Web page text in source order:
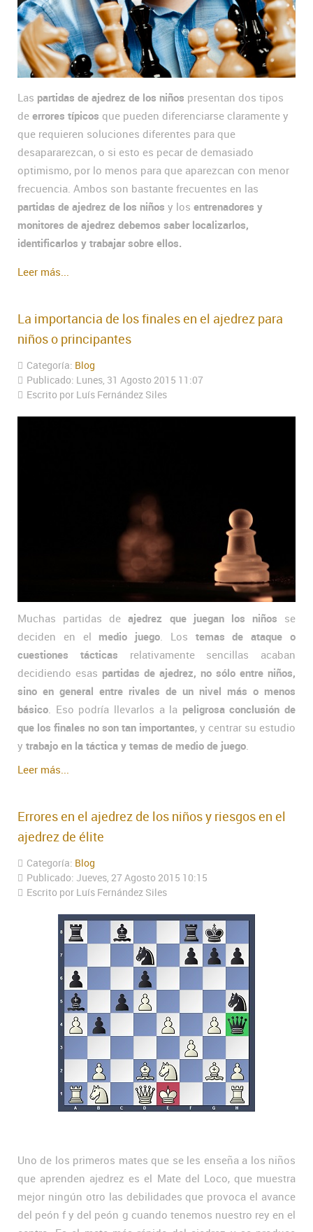
Las partidas de ajedrez de los niños presentan dos tipos
de errores típicos que pueden diferenciarse claramente y
que requieren soluciones diferentes para que
desapararezcan, o si esto es pecar de demasiado
optimismo, por lo menos para que aparezcan con menor
frecuencia. Ambos son bastante frecuentes en las
partidas de ajedrez de los niños y los entrenadores y
monitores de ajedrez debemos saber localizarlos,
identificarlos y trabajar sobre ellos.
Leer más...
La importancia de los finales en el ajedrez para
niños o principantes
Categoría: Blog
Publicado: Lunes, 31 Agosto 2015 11:07
Escrito por Luís Fernández Siles
Muchas partidas deajedrez que juegan los niños se
deciden en el medio juego. Los temas de ataque o
cuestiones tácticas relativamente sencillas acaban
decidiendo esas partidas de ajedrez, no sólo entre niños,
sino en general entre rivales de un nivel más o menos
básico. Eso podría llevarlos a la peligrosa conclusión de
que los finales no son tan importantes, y centrar su estudio
y trabajo en la táctica y temas de medio de juego.
Leer más...
Errores en el ajedrez de los niños y riesgos en el
ajedrez de élite
Categoría: Blog
Publicado: Jueves, 27 Agosto 2015 10:15
Escrito por Luís Fernández Siles
Uno de los primeros mates que se les enseña a los niños
que aprenden ajedrez es el Mate del Loco, que muestra
mejor ningún otro las debilidades que provoca el avance
del peón f y del peón g cuando tenemos nuestro rey en el